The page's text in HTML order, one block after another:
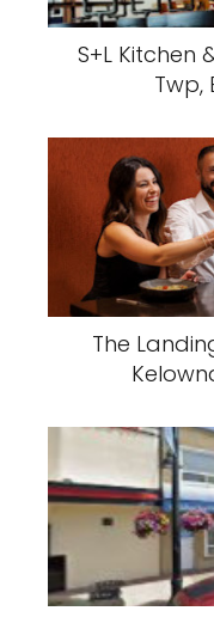
S+L Kitchen
Twp,
The